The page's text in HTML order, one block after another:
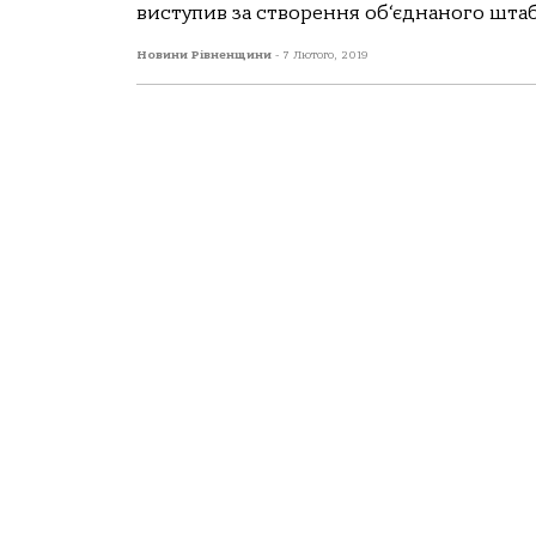
виступив за створення об‘єднаного
Новини Рівненщини - 7 Лютого, 2019